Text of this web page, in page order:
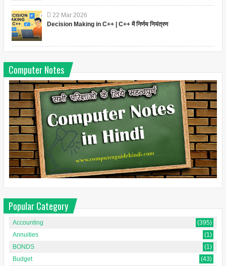
22 Mar 2026
Decision Making in C++ | C++ में निर्णय नियंत्रण
Computer Notes
Popular Category
Accounting
(395)
Annuities
(1)
BONDS
(1)
Budget
(43)